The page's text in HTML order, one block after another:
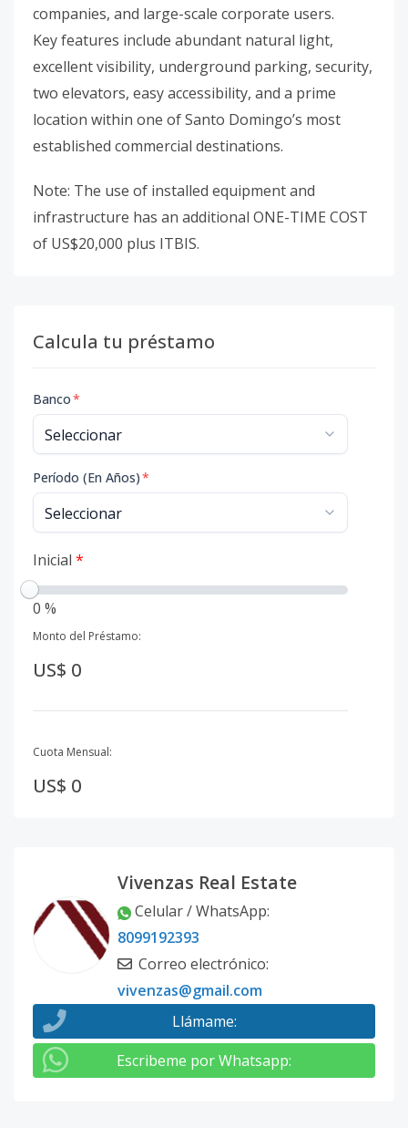
companies, and large-scale corporate users.
Key features include abundant natural light,
excellent visibility, underground parking, security,
two elevators, easy accessibility, and a prime
location within one of Santo Domingo’s most
established commercial destinations.
Note: The use of installed equipment and
infrastructure has an additional ONE-TIME COST
of US$20,000 plus ITBIS.
Calcula tu préstamo
Banco*
Período (En Años)*
Inicial *
0 %
Monto del Préstamo:
US$ 0
Cuota Mensual:
US$ 0
Vivenzas Real Estate
Celular / WhatsApp:
8099192393
Correo electrónico:
vivenzas@gmail.com
Llámame:
Escribeme por Whatsapp: